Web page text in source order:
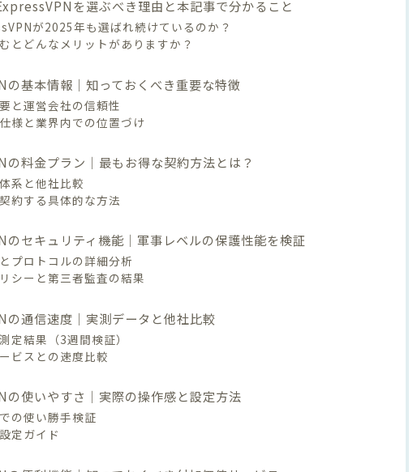
を選ぶべき理由と本記事で分かること
が2025年も選ばれ続けているのか？
とどんなメリットがありますか？
の基本情報｜知っておくべき重要な特徴
と運営会社の信頼性
様と業界内での位置づけ
料金プラン｜最もお得な契約方法とは？
系と他社比較
約する具体的な方法
のセキュリティ機能｜軍事レベルの保護性能を検証
プロトコルの詳細分析
シーと第三者監査の結果
の通信速度｜実測データと他社比較
定結果（3週間検証）
ビスとの速度比較
の使いやすさ｜実際の操作感と設定方法
の使い勝手検証
定ガイド